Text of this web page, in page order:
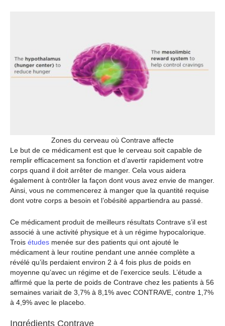
Zones du cerveau où Contrave affecte
Le but de ce médicament est que le cerveau soit capable de
remplir efficacement sa fonction et d’avertir rapidement votre
corps quand il doit arrêter de manger. Cela vous aidera
également à contrôler la façon dont vous avez envie de manger.
Ainsi, vous ne commencerez à manger que la quantité requise
dont votre corps a besoin et l’obésité appartiendra au passé.
Ce médicament produit de meilleurs résultats Contrave s’il est
associé à une activité physique et à un régime hypocalorique.
Trois études menée sur des patients qui ont ajouté le
médicament à leur routine pendant une année complète a
révélé qu’ils perdaient environ 2 à 4 fois plus de poids en
moyenne qu’avec un régime et de l’exercice seuls. L’étude a
affirmé que la perte de poids de Contrave chez les patients à 56
semaines variait de 3,7% à 8,1% avec CONTRAVE, contre 1,7%
à 4,9% avec le placebo.
Ingrédients Contrave